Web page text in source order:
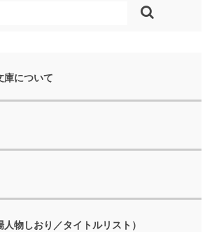
庫について
物しおり／タイトルリスト）